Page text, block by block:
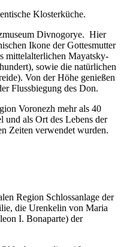
Klosterküche.
Divnogorye. Hier
Ikone der Gottesmutter
mittelalterlichen Mayatsky-
sowie die natürlichen
Von der Höhe genießen
Flussbiegung des Don.
Voronezh mehr als 40
und als Ort des Lebens der
Zeiten verwendet wurden.
Region Schlossanlage der
die Urenkelin von Maria
I. Bonaparte) der